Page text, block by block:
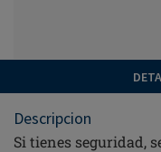
Descripcion
Si tienes seguridad,